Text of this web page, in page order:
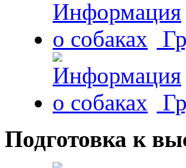
Подготовка к